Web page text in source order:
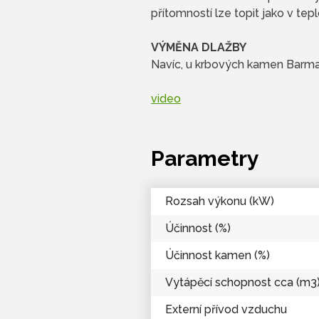
přítomností lze topit jako v
VÝMĚNA DLAŽBY
Navíc, u krbových kamen
video
Parametry
Rozsah výkonu (kW)
Účinnost (%)
Účinnost kamen (%)
Vytápěcí schopnost cca
Externí přívod vzduchu